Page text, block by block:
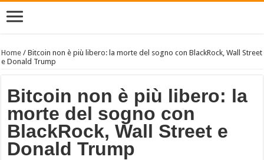
Home /Bitcoin non è più libero: la morte del sogno con BlackRock, Wall Street
e Donald Trump
Bitcoin non è più libero: la
morte del sogno con
BlackRock, Wall Street e
Donald Trump